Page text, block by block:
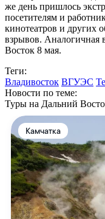
же день пришлось
посетителям и
кинотеатров и других
взрывов. Аналогичная
Восток 8 мая.
Теги:
Владивосток ВГУЭС
Новости по теме:
Туры на Дальний